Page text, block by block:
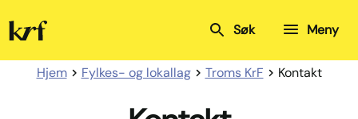
Kristelig
Folkeparti Meny
Søk
Hjem Fylkes- og lokallag Troms KrF Kontakt